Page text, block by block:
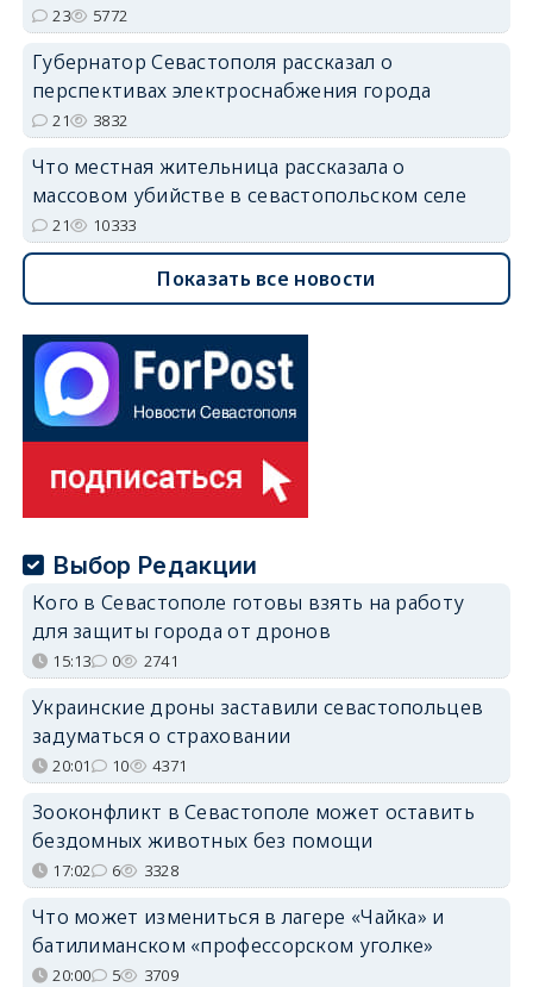
23 5772
Губернатор Севастополя рассказал о
перспективах электроснабжения города
21 3832
Что местная жительница рассказала о
массовом убийстве в севастопольском селе
21 10333
Показать все новости
Выбор Редакции
Кого в Севастополе готовы взять на работу
для защиты города от дронов
15:13 0 2741
Украинские дроны заставили севастопольцев
задуматься о страховании
20:01 10 4371
Зооконфликт в Севастополе может оставить
бездомных животных без помощи
17:02 6 3328
Что может измениться в лагере «Чайка» и
батилиманском «профессорском уголке»
20:00 5 3709